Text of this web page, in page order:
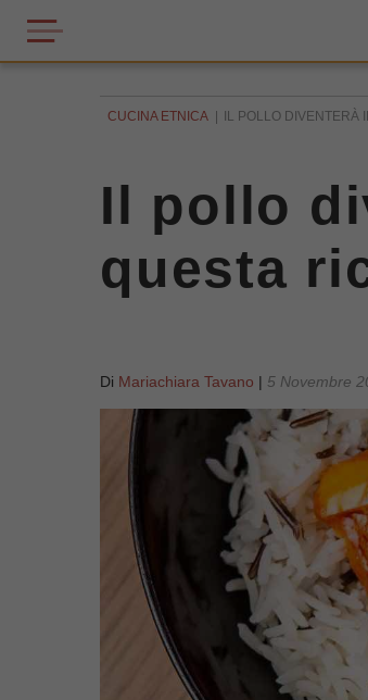
CUCINA ETNICA IL POLLO DIVENTERÀ
Il pollo
questa
Di Mariachiara Tavano | 5 Novembre